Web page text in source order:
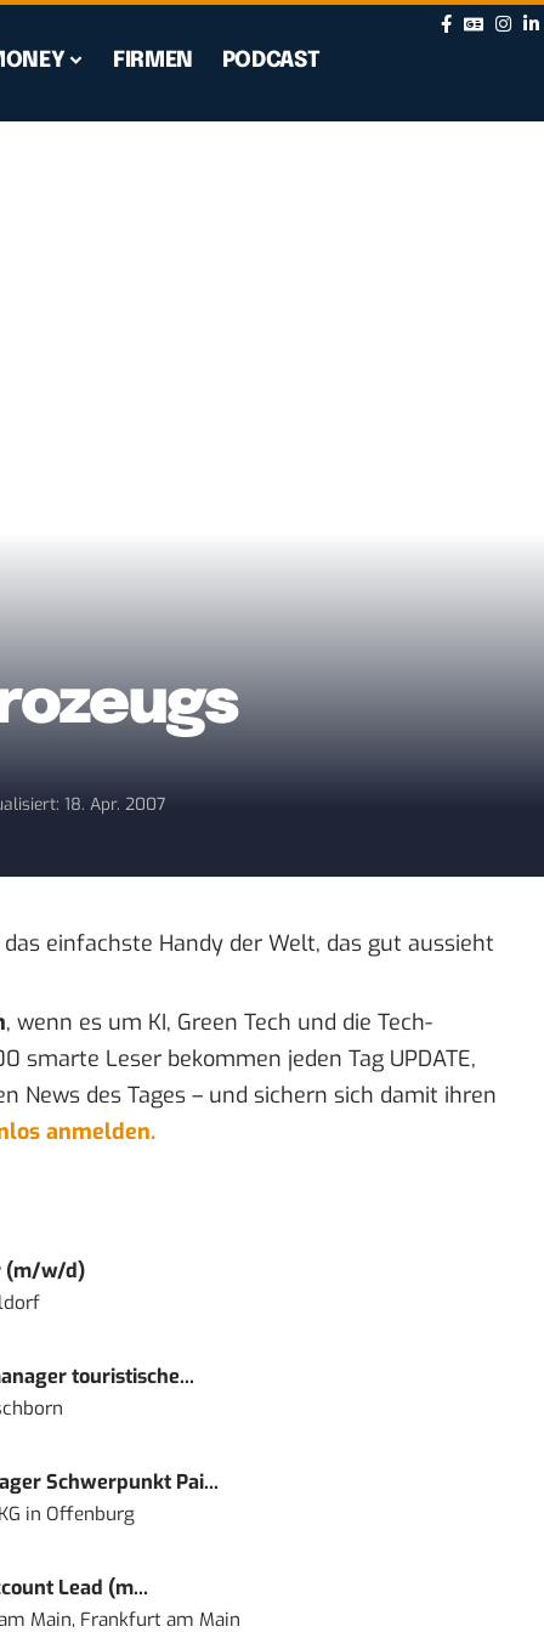
FIRMEN PODCAST
18. Apr. 2007
einfachste Handy der Welt, das gut aussieht
, wenn es um KI, Green Tech und die Tech-
smarte Leser bekommen jeden Tag UPDATE,
News des Tages – und sichern sich damit ihren
anmelden.
(m/w/d)
touristische...
Schwerpunkt Pai...
in Offenburg
Lead (m...
Main, Frankfurt am Main